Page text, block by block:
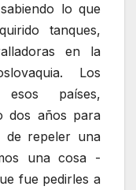
lo que
tanques,
en la
Los
países,
dos años para
de repeler una
una cosa -
fue pedirles a